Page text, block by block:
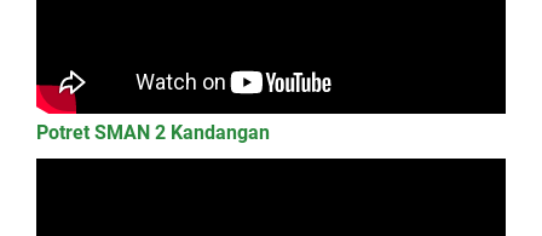
Potret SMAN 2 Kandangan